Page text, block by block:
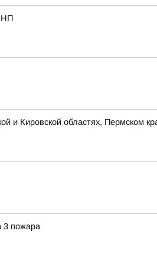
и Кировской областях, Пермском
3 пожара